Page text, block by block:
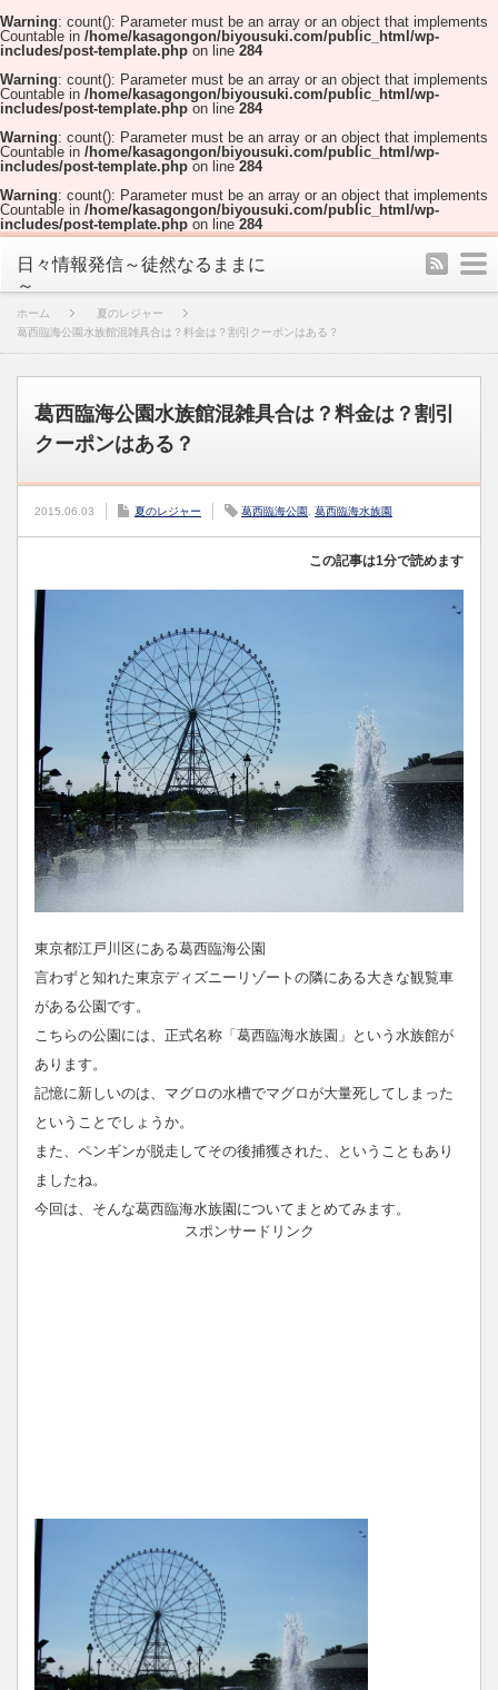
Warning: count(): Parameter must be an array or an object that implements
Countable in /home/kasagongon/biyousuki.com/public_html/wp-
includes/post-template.php on line 284
Warning: count(): Parameter must be an array or an object that implements
Countable in /home/kasagongon/biyousuki.com/public_html/wp-
includes/post-template.php on line 284
Warning: count(): Parameter must be an array or an object that implements
Countable in /home/kasagongon/biyousuki.com/public_html/wp-
includes/post-template.php on line 284
Warning: count(): Parameter must be an array or an object that implements
Countable in /home/kasagongon/biyousuki.com/public_html/wp-
includes/post-template.php on line 284
日々情報発信～徒然なるままに
～
rss
ホーム
夏のレジャー
葛西臨海公園水族館混雑具合は？料金は？割引クーポンはある？
葛西臨海公園水族館混雑具合は？料金は？割引
クーポンはある？
2015.06.03 夏のレジャー 葛西臨海公園 葛西臨海水族園
この記事は1分で読めます
東京都江戸川区にある葛西臨海公園
言わずと知れた東京ディズニーリゾートの隣にある大きな観覧車
がある公園です。
こちらの公園には、正式名称「葛西臨海水族園」という水族館が
あります。
記憶に新しいのは、マグロの水槽でマグロが大量死してしまった
ということでしょうか。
また、ペンギンが脱走してその後捕獲された、ということもあり
ましたね。
今回は、そんな葛西臨海水族園についてまとめてみます。
スポンサードリンク